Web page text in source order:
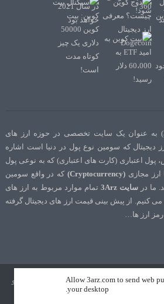
Allow 3arz.com to send web
your desktop.
سایت سومین ارز (3Arz.com) به عنوان یک سایت تخصصی در حوزه ارز های
دیجیتال که سومین نوع پول در دنیا است اشاره
پول اعتباری (کارت های اعتباری) که به نوعی پول
مجازی (Cryptocurrency)
که در واقع سومین
ما در سایت 3Arz
تمام موارد مربوط به ارز های
می کنیم. از پیش بینی قیمت ارز های دیجیتال گرفته
ارز ها…
تمامی حقوق نشر و تالیف برای سایت 3Arz.com محفوظ است. طراحی و سئو